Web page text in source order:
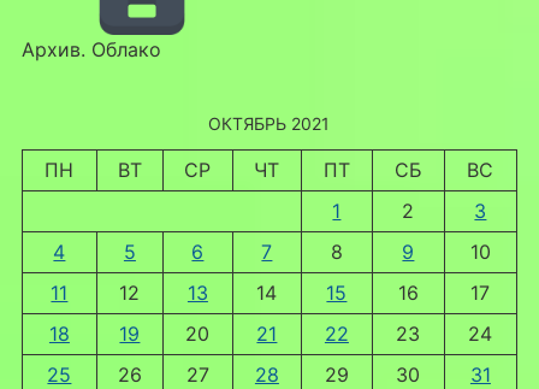
Архив. Облако
ОКТЯБРЬ 2021
ПН ВТ СР ЧТ ПТ СБ
ВС
1
2
3
4
5 6 7 8 9
10
11
12 13 14 15 16
17
18
19 20 21 22 23
24
25
26 27 28 29 30 31